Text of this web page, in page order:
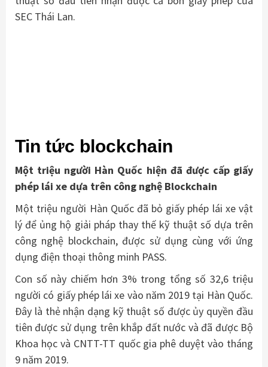
SEC Thái Lan.
Tin tức blockchain
Một triệu người Hàn Quốc hiện đã được cấp giấy
phép lái xe dựa trên công nghệ Blockchain
Một triệu người Hàn Quốc đã bỏ giấy phép lái xe vật
lý để ủng hộ giải pháp thay thế kỹ thuật số dựa trên
công nghệ blockchain, được sử dụng cùng với ứng
dụng điện thoại thông minh PASS.
Con số này chiếm hơn 3% trong tổng số 32,6 triệu
người có giấy phép lái xe vào năm 2019 tại Hàn Quốc.
Đây là thẻ nhận dạng kỹ thuật số được ủy quyền đầu
tiên được sử dụng trên khắp đất nước và đã được Bộ
Khoa học và CNTT-TT quốc gia phê duyệt vào tháng
9 năm 2019.